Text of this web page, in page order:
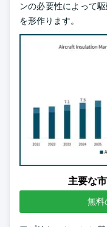
ンの必要性によって
を形作ります。
主要な
無料